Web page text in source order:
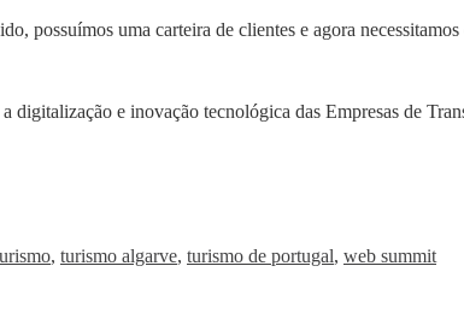
possuímos uma carteira de clientes e agora
e inovação tecnológica das Empresas de
, turismo algarve, turismo de portugal, web summit